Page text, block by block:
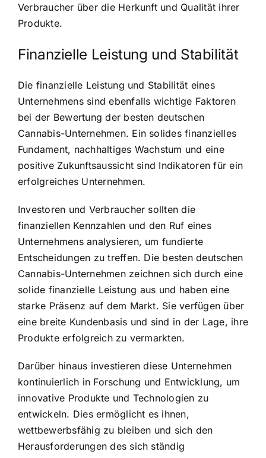
Verbraucher über die Herkunft und Qualität ihrer
Produkte.
Finanzielle Leistung und Stabilität
Die finanzielle Leistung und Stabilität eines
Unternehmens sind ebenfalls wichtige Faktoren
bei der Bewertung der besten deutschen
Cannabis-Unternehmen. Ein solides finanzielles
Fundament, nachhaltiges Wachstum und eine
positive Zukunftsaussicht sind Indikatoren für ein
erfolgreiches Unternehmen.
Investoren und Verbraucher sollten die
finanziellen Kennzahlen und den Ruf eines
Unternehmens analysieren, um fundierte
Entscheidungen zu treffen. Die besten deutschen
Cannabis-Unternehmen zeichnen sich durch eine
solide finanzielle Leistung aus und haben eine
starke Präsenz auf dem Markt. Sie verfügen über
eine breite Kundenbasis und sind in der Lage, ihre
Produkte erfolgreich zu vermarkten.
Darüber hinaus investieren diese Unternehmen
kontinuierlich in Forschung und Entwicklung, um
innovative Produkte und Technologien zu
entwickeln. Dies ermöglicht es ihnen,
wettbewerbsfähig zu bleiben und sich den
Herausforderungen des sich ständig